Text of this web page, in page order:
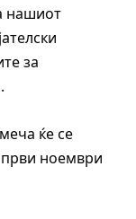
нашиот
за
ќе се
ноември